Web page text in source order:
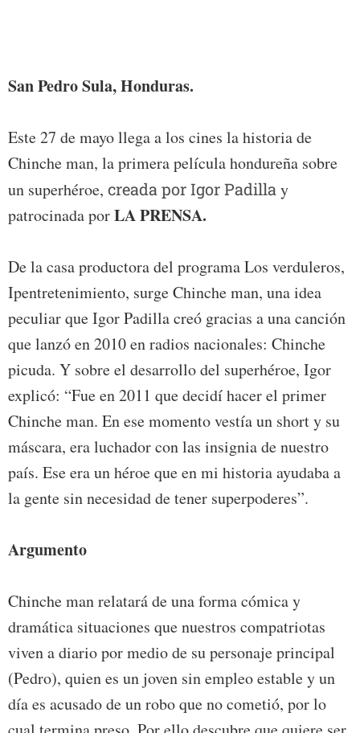
San Pedro Sula, Honduras.
Este 27 de mayo llega a los cines la historia de
Chinche man, la primera película hondureña sobre
un superhéroe, creada por Igor Padillay
patrocinada porLA PRENSA.
De la casa productora del programa Los verduleros,
Ipentretenimiento, surge Chinche man, una idea
peculiar que Igor Padilla creó gracias a una canción
que lanzó en 2010 en radios nacionales: Chinche
picuda. Y sobre el desarrollo del superhéroe, Igor
explicó: “Fue en 2011 que decidí hacer el primer
Chinche man. En ese momento vestía un short y su
máscara, era luchador con las insignia de nuestro
país. Ese era un héroe que en mi historia ayudaba a
la gente sin necesidad de tener superpoderes”.
Argumento
Chinche man relatará de una forma cómica y
dramática situaciones que nuestros compatriotas
viven a diario por medio de su personaje principal
(Pedro), quien es un joven sin empleo estable y un
día es acusado de un robo que no cometió, por lo